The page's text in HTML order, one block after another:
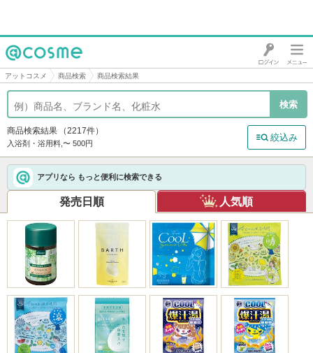
@cosme
アットコスメ 商品検索 商品検索結果
商品検索結果 （2217件）
入浴剤・浴用料,〜 500円
絞込み
アプリなら もっと便利に検索できる
発売日順 人気順